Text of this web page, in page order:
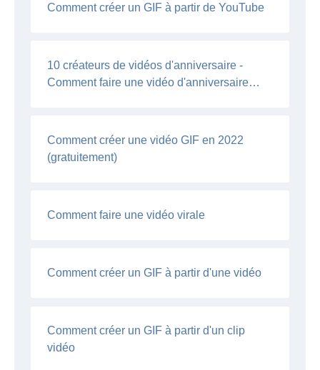
Comment créer un GIF à partir de YouTube
10 créateurs de vidéos d'anniversaire -
Comment faire une vidéo d'anniversaire
Comment créer une vidéo GIF en 2022
(gratuitement)
Comment faire une vidéo virale
Comment créer un GIF à partir d'une vidéo
Comment créer un GIF à partir d'un clip
vidéo